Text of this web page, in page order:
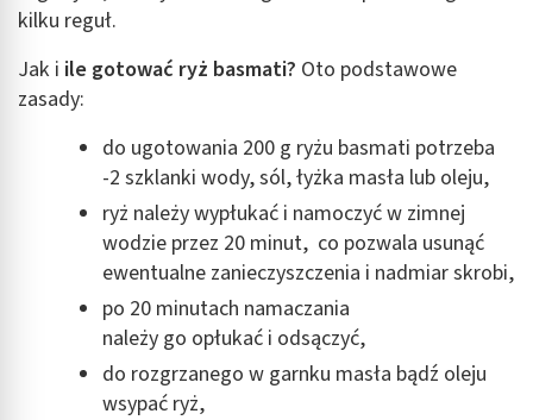
kilku reguł.
Jak i ile gotować ryż basmati? Oto podstawowe
zasady:
do ugotowania 200 g ryżu basmati potrzeba
-2 szklanki wody, sól, łyżka masła lub oleju,
ryż należy wypłukać i namoczyć w zimnej
wodzie przez 20 minut, co pozwala usunąć
ewentualne zanieczyszczenia i nadmiar skrobi,
po 20 minutach namaczania
należy go opłukać i odsączyć,
do rozgrzanego w garnku masła bądź oleju
wsypać ryż,